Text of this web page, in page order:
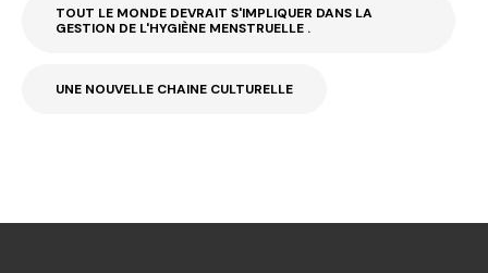
TOUT LE MONDE DEVRAIT S'IMPLIQUER DANS LA
GESTION DE L'HYGIÈNE MENSTRUELLE .
UNE NOUVELLE CHAINE CULTURELLE